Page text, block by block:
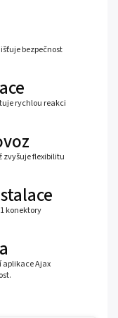
bezpečnost
rychlou reakci
zvyšuje flexibilitu
konektory
Ajax